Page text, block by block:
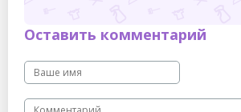
Оставить комментарий